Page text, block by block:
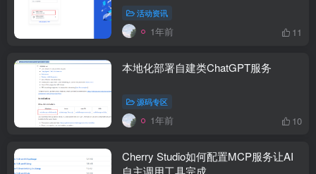
活动资讯
1年前 11
本地化部署自建类ChatGPT服务
源码专区
1年前 10
Cherry Studio如何配置MCP服务让AI
自主调用工具完成